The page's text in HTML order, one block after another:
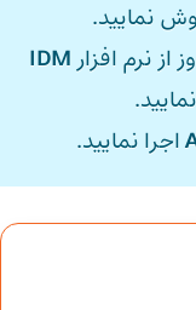
نمایید.
از نرم افزار IDM
اجرا نمایید.